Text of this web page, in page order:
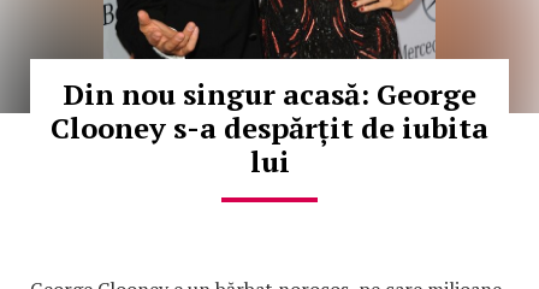
Din nou singur acasă: George
Clooney s-a despărțit de iubita
lui